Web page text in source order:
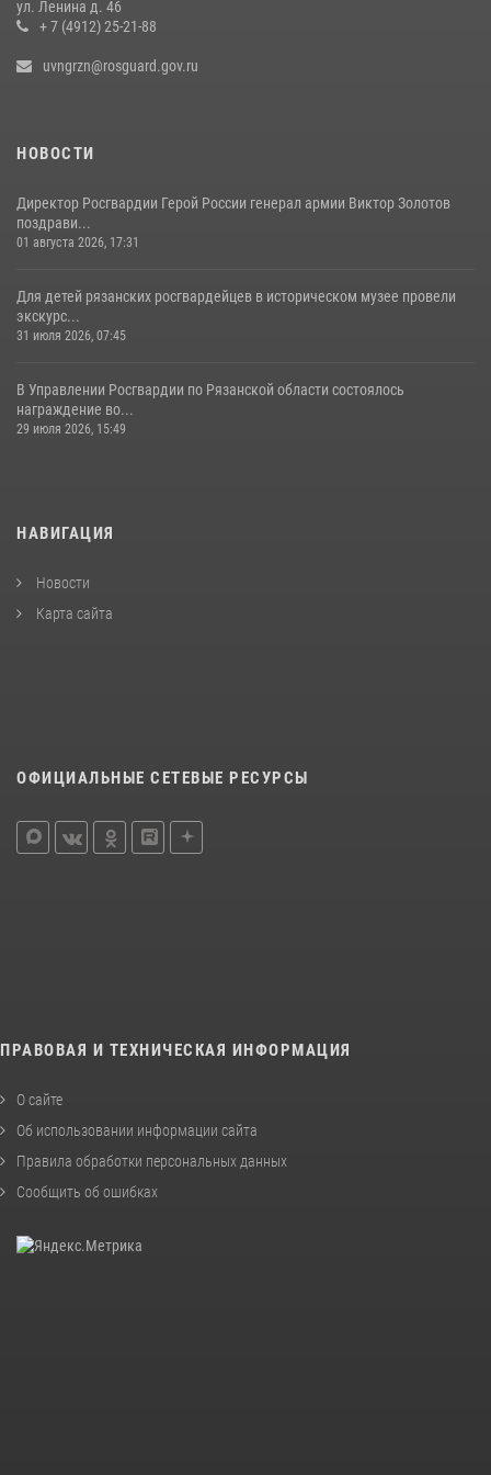
награждение военнослужащих государственными наградами
ул. Ленина д. 46
+ 7 (4912) 25-21-88
uvngrzn@rosguard.gov.ru
НОВОСТИ
Директор Росгвардии Герой России генерал армии Виктор Золотов
поздрави...
01 августа 2026, 17:31
Для детей рязанских росгвардейцев в историческом музее провели
экскурс...
31 июля 2026, 07:45
В Управлении Росгвардии по Рязанской области состоялось
награждение во...
29 июля 2026, 15:49
НАВИГАЦИЯ
Новости
Карта сайта
ОФИЦИАЛЬНЫЕ СЕТЕВЫЕ РЕСУРСЫ
ПРАВОВАЯ И ТЕХНИЧЕСКАЯ ИНФОРМАЦИЯ
О сайте
Об использовании информации сайта
Правила обработки персональных данных
Сообщить об ошибках